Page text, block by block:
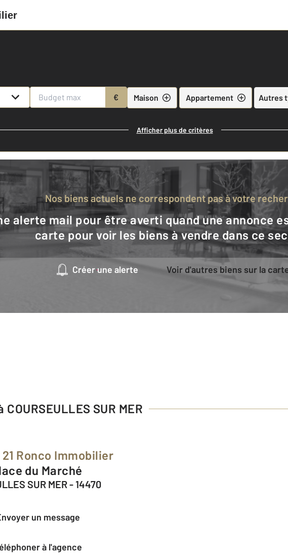
€ Maison Appartement Autres
Afficher plus de critères
Nos biens actuels ne correspondent pas à votre
carte pour voir les biens à vendre dans ce
Créer une alerte Voir d'autres biens sur la
SUR MER
21 Ronco Immobilier
du Marché
SUR MER - 14470
Envoyer un message
à l'agence